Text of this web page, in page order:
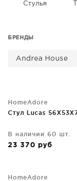
Стулья
БРЕНДЫ
Andrea House
HomeAdore
Стул Lucas
В наличии 60 шт.
23 370 руб
HomeAdore